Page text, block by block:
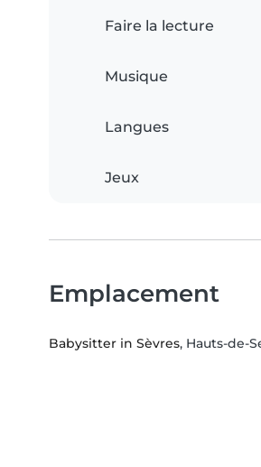
Faire la lecture
Musique
Langues
Jeux
Emplacement
Babysitter in Sèvres, Hauts-de-